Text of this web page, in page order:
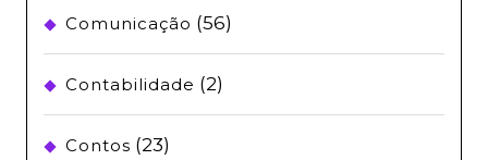
Comunicação (56)
Contabilidade (2)
Contos (23)